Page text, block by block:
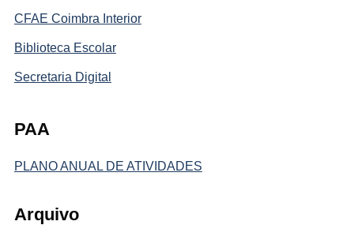
CFAE Coimbra Interior
Biblioteca Escolar
Secretaria Digital
PAA
PLANO ANUAL DE ATIVIDADES
Arquivo